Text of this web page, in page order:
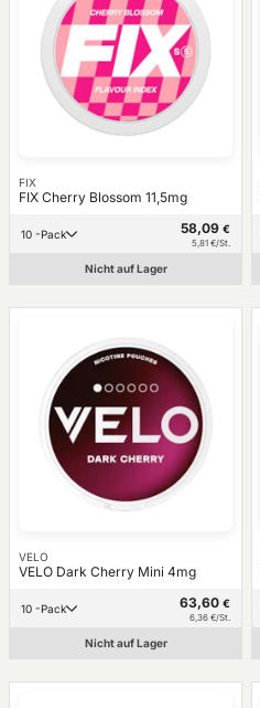
FIX
FIX Cherry Blossom 11,5mg
10 -Pack 58,09 €
5,81 €/St.
Nicht auf Lager
VELO
VELO Dark Cherry Mini 4mg
10 -Pack 63,60 €
6,36 €/St.
Nicht auf Lager